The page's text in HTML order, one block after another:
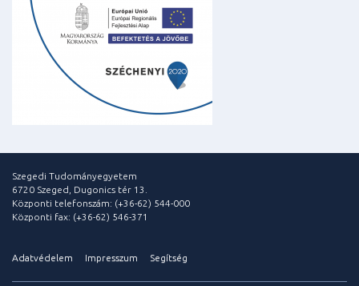
Szegedi Tudományegyetem
6720 Szeged, Dugonics tér 13.
Központi telefonszám: (+36-62) 544-000
Központi fax: (+36-62) 546-371
Adatvédelem Impresszum Segítség